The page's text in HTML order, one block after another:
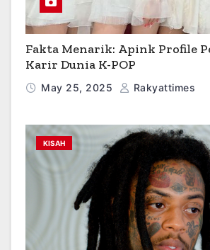
Fakta Menarik: Apink Profile
Karir Dunia K-POP
May 25, 2025 Rakyattimes
KISAH